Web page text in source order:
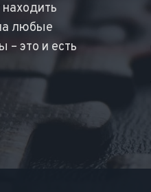
любые
– это и есть